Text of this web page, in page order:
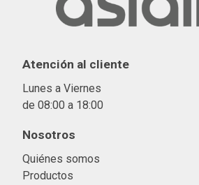
Atención al cliente
Lunes a Viernes
de 08:00 a 18:00
Nosotros
Quiénes somos
Productos